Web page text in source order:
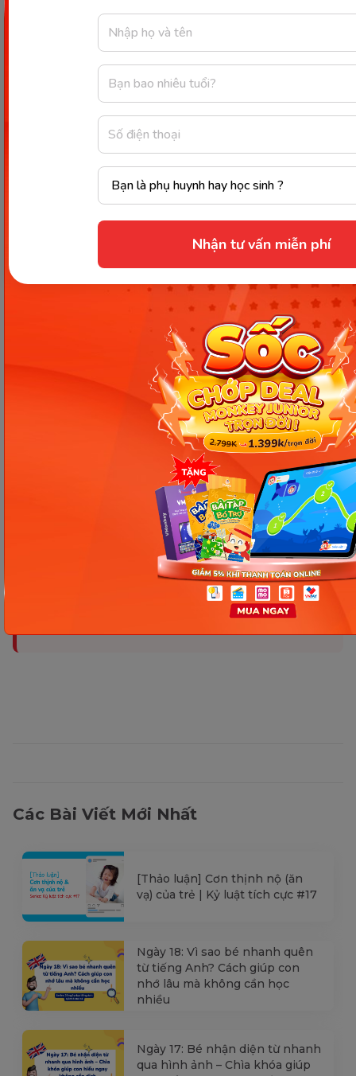
Nhận tư vấn miễn phí
disinterested: vô tư
dormant: nằm im
idle: nhàn rỗi
immobile: bất động
inactive: không hoạt động
sluggish: chậm chạp
Trên đây là bài viết vềdanh từ của Activetrong
Tiếng Anh với 9 loại lần lượt là: active, action,
inaction, activity, inactivity, reaction, interaction,
activism, activist. Ngoài ra, Active còn được sử dụng
với vai trò là động từ, trạng từ và có những cặp từ
đồng nghĩa, trái nghĩa liên quan. Hy vọng thông
qua bài viết, bạn sẽ hiểu rõ hơn về chủ điểm ngữ
pháp này và áp dụng nó thật tốt trong quá trình sử
Chúc các bạn học tốt!
Chia sẻ ngay
Thông tin trong bài viết được tổng hợp nhằm
mục đích tham khảo và có thể thay đổi mà
không cần báo trước. Quý khách vui lòng
kiểm tra lại qua các kênh chính thức hoặc liên
hệ trực tiếp với đơn vị liên quan để nắm bắt
Các Bài Viết Mới Nhất
[Thảo luận] Cơn thịnh nộ (ăn
vạ) của trẻ | Kỷ luật tích cực #17
Ngày 18: Vì sao bé nhanh quên
từ tiếng Anh? Cách giúp con
nhớ lâu mà không cần học
nhiều
Ngày 17: Bé nhận diện từ nhanh
qua hình ảnh – Chìa khóa giúp